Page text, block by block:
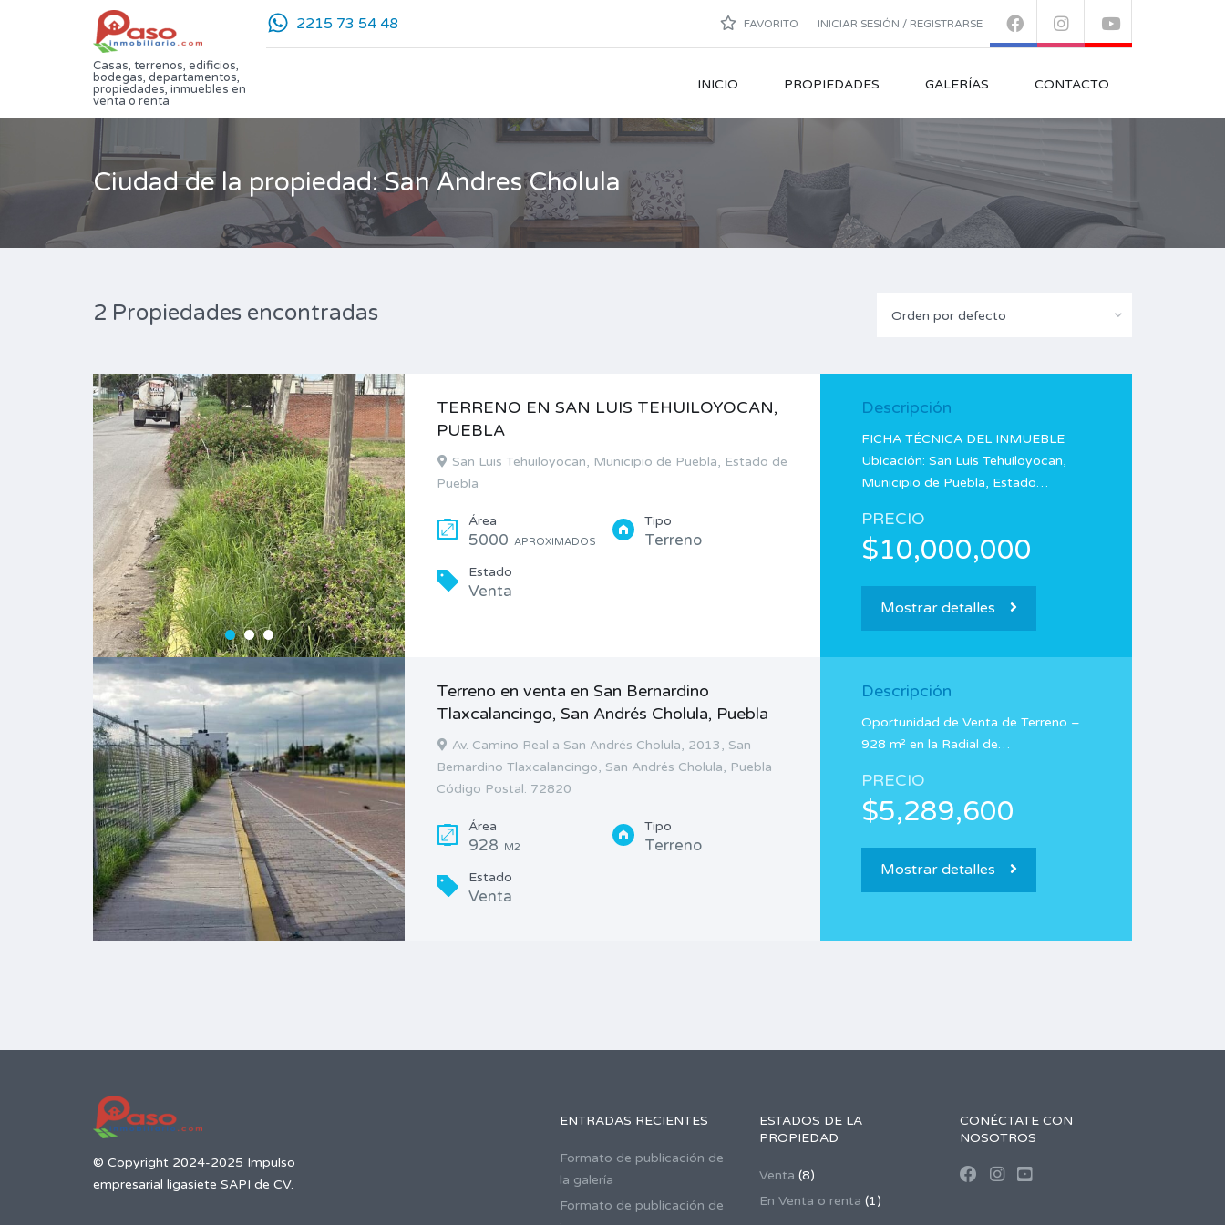
Casas, terrenos, edificios,
bodegas, departamentos,
propiedades, inmuebles en
venta o renta
FAVORITO INICIAR SESIÓN / REGISTRARSE
2215 73 54 48
INICIO PROPIEDADES GALERÍAS CONTACTO
Ciudad de la propiedad: San Andres Cholula
2 Propiedades encontradas Orden por defecto
TERRENO EN SAN LUIS TEHUILOYOCAN,
PUEBLA
San Luis Tehuiloyocan, Municipio de Puebla, Estado de
Puebla
Área
5000 APROXIMADOS
Tipo
Terreno
Estado
Venta
Descripción
FICHA TÉCNICA DEL INMUEBLE
Ubicación: San Luis Tehuiloyocan,
Municipio de Puebla, Estado…
PRECIO
$10,000,000
Mostrar detalles
Terreno en venta en San Bernardino
Tlaxcalancingo, San Andrés Cholula, Puebla
Av. Camino Real a San Andrés Cholula, 2013, San
Bernardino Tlaxcalancingo, San Andrés Cholula, Puebla
Código Postal: 72820
Área
928 M2
Tipo
Terreno
Estado
Venta
Descripción
Oportunidad de Venta de Terreno –
928 m² en la Radial de…
PRECIO
$5,289,600
Mostrar detalles
© Copyright 2024-2025 Impulso
empresarial ligasiete SAPI de CV.
ENTRADAS RECIENTES
Formato de publicación de
la galería
Formato de publicación de
ESTADOS DE LA
PROPIEDAD
Venta (8)
En Venta o renta (1)
CONÉCTATE CON
NOSOTROS